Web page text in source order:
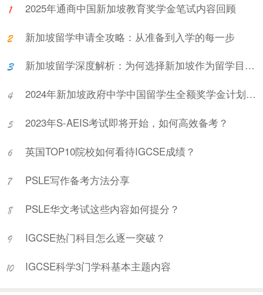
2025年通商中国新加坡教育奖学金笔试内容回顾
新加坡留学申请全攻略：从准备到入学的每一步
新加坡留学深度解析：为何选择新加坡作为留学目的地?
2024年新加坡政府中学中国留学生全额奖学金计划项目说明会
2023年S-AEIS考试即将开始，如何高效备考？
英国TOP10院校如何看待IGCSE成绩？
PSLE写作备考方法分享
PSLE华文考试这些内容如何提分？
IGCSE热门科目怎么逐一突破？
IGCSE科学3门学科基本主题内容